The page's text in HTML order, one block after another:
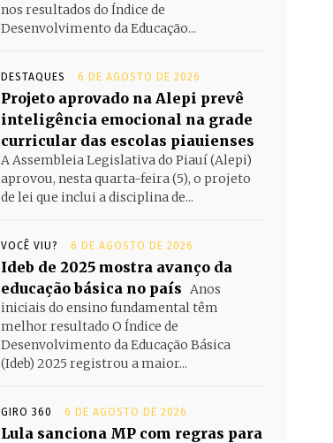
nos resultados do Índice de
Desenvolvimento da Educação...
DESTAQUES 6 DE AGOSTO DE 2026
Projeto aprovado na Alepi prevê
inteligência emocional na grade
curricular das escolas piauienses
A Assembleia Legislativa do Piauí (Alepi)
aprovou, nesta quarta-feira (5), o projeto
de lei que inclui a disciplina de...
VOCÊ VIU? 6 DE AGOSTO DE 2026
Ideb de 2025 mostra avanço da
educação básica no país Anos
iniciais do ensino fundamental têm
melhor resultado O Índice de
Desenvolvimento da Educação Básica
(Ideb) 2025 registrou a maior...
GIRO 360 6 DE AGOSTO DE 2026
Lula sanciona MP com regras para